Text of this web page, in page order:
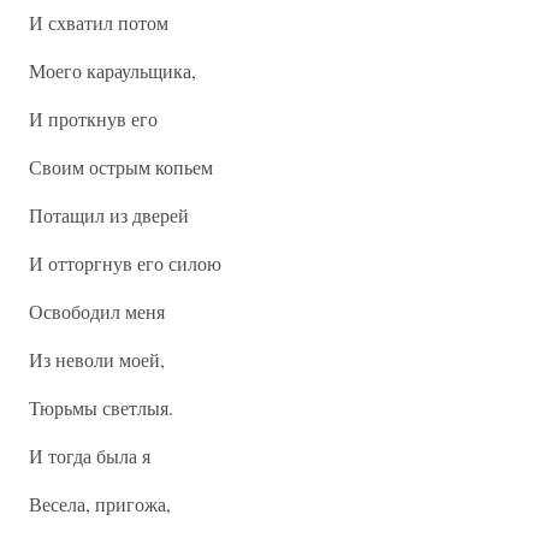
И схватил потом
Моего караульщика,
И проткнув его
Своим острым копьем
Потащил из дверей
И отторгнув его силою
Освободил меня
Из неволи моей,
Тюрьмы светлыя.
И тогда была я
Весела, пригожа,